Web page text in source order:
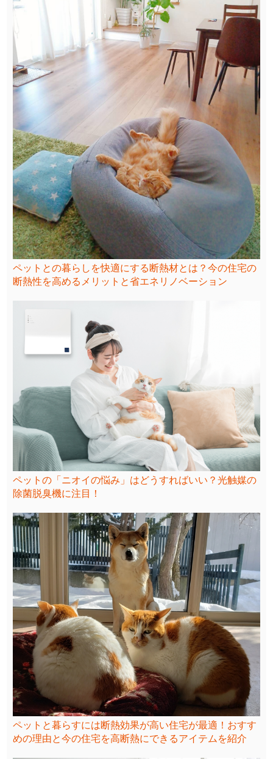
ペットとの暮らしを快適にする断熱材とは？今の住宅の
断熱性を高めるメリットと省エネリノベーション
ペットの「ニオイの悩み」はどうすればいい？光触媒の
除菌脱臭機に注目！
ペットと暮らすには断熱効果が高い住宅が最適！おすす
めの理由と今の住宅を高断熱にできるアイテムを紹介